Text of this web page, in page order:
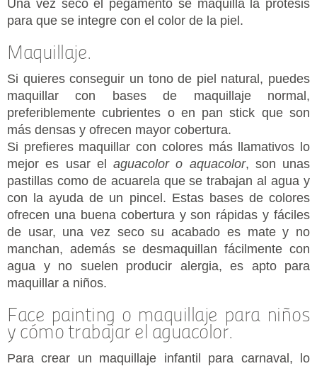
Una vez seco el pegamento se maquilla la prótesis
para que se integre con el color de la piel.
Maquillaje.
Si quieres conseguir un tono de piel natural, puedes
maquillar con bases de maquillaje normal,
preferiblemente cubrientes o en pan stick que son
más densas y ofrecen mayor cobertura.
Si prefieres maquillar con colores más llamativos lo
mejor es usar el aguacolor o aquacolor, son unas
pastillas como de acuarela que se trabajan al agua y
con la ayuda de un pincel. Estas bases de colores
ofrecen una buena cobertura y son rápidas y fáciles
de usar, una vez seco su acabado es mate y no
manchan, además se desmaquillan fácilmente con
agua y no suelen producir alergia, es apto para
maquillar a niños.
Face painting o maquillaje para niños
y cómo trabajar el aguacolor.
Para crear un maquillaje infantil para carnaval, lo